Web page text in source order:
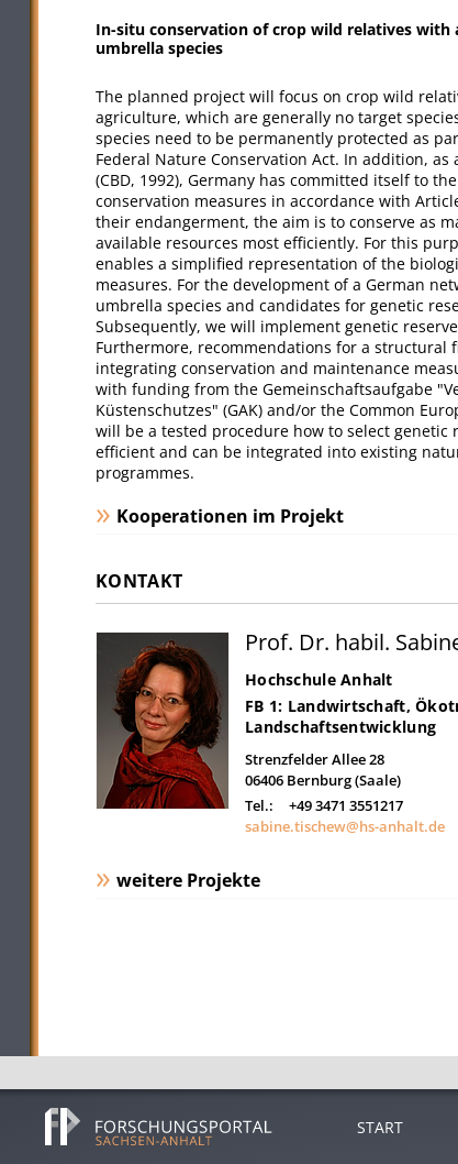
In-situ conservation of crop wild relatives
umbrella species
The planned project will focus on crop wild
agriculture, which are generally no target
species need to be permanently protected as
Federal Nature Conservation Act. In addition,
(CBD, 1992), Germany has committed itself to
conservation measures in accordance with
their endangerment, the aim is to conserve as
available resources most efficiently. For this
enables a simplified representation of the
measures. For the development of a German
umbrella species and candidates for genetic
Subsequently, we will implement genetic
Furthermore, recommendations for a structural
integrating conservation and maintenance
with funding from the Gemeinschaftsaufgabe
Küstenschutzes" (GAK) and/or the Common
will be a tested procedure how to select genetic
efficient and can be integrated into existing
programmes.
Kooperationen im Projekt
KONTAKT
Prof. Dr. habil.
Hochschule Anhalt
FB 1: Landwirtschaft,
Landschaftsentwicklung
Strenzfelder Allee 28
06406 Bernburg (Saale)
Tel.:
+49 3471 3551217
sabine.tischew@hs-anhalt.de
weitere Projekte
START